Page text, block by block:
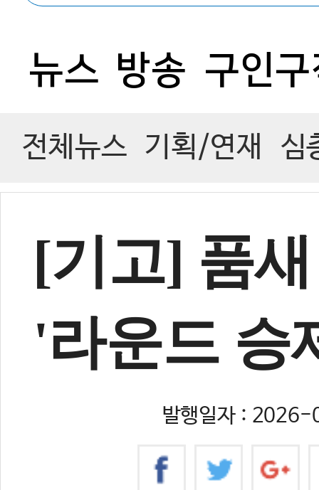
뉴스 방송 구인
전체뉴스 기획/연재 심
[기고] 품
'라운드 승
발행일자 :